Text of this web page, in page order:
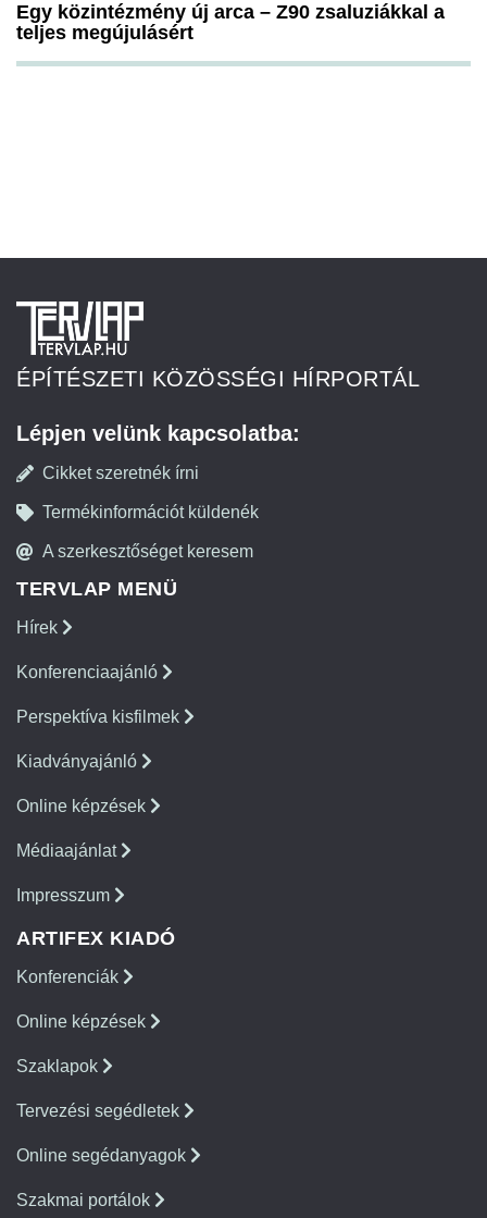
Egy közintézmény új arca – Z90 zsaluziákkal a
teljes megújulásért
ÉPÍTÉSZETI KÖZÖSSÉGI HÍRPORTÁL
Lépjen velünk kapcsolatba:
Cikket szeretnék írni
Termékinformációt küldenék
A szerkesztőséget keresem
TERVLAP MENÜ
Hírek
Konferenciaajánló
Perspektíva kisfilmek
Kiadványajánló
Online képzések
Médiaajánlat
Impresszum
ARTIFEX KIADÓ
Konferenciák
Online képzések
Szaklapok
Tervezési segédletek
Online segédanyagok
Szakmai portálok